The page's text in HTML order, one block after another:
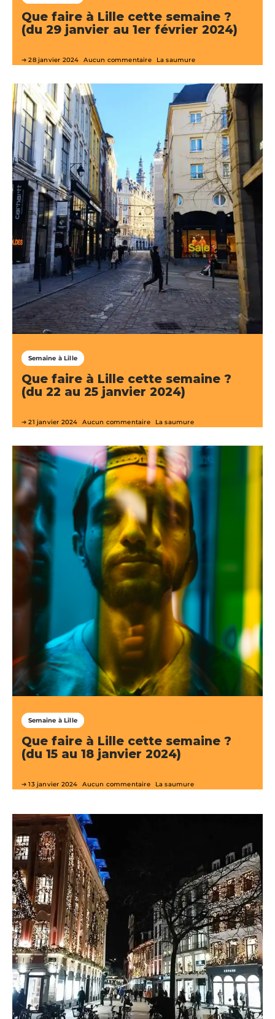
Que faire à Lille cette semaine ?
(du 29 janvier au 1er février 2024)
28 janvier 2024 Aucun commentaire La saumure
Semaine à Lille
Que faire à Lille cette semaine ?
(du 22 au 25 janvier 2024)
21 janvier 2024 Aucun commentaire La saumure
Semaine à Lille
Que faire à Lille cette semaine ?
(du 15 au 18 janvier 2024)
13 janvier 2024 Aucun commentaire La saumure